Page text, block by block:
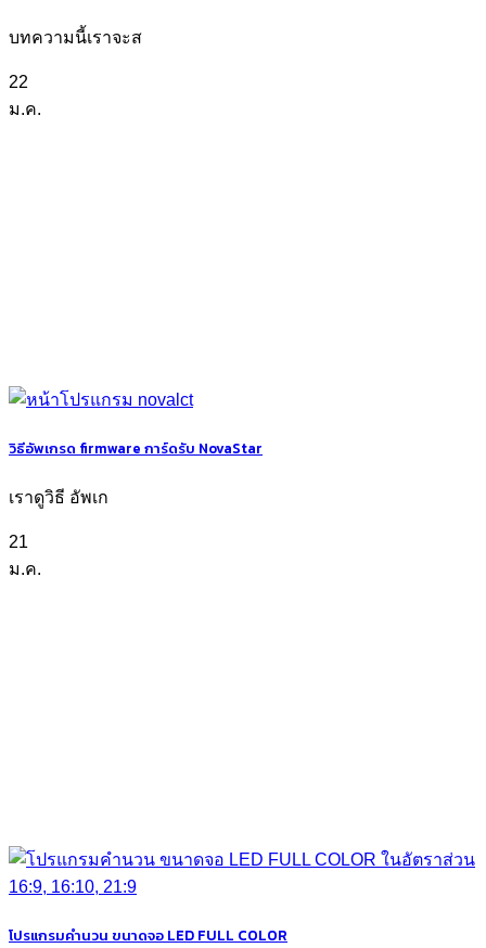
บทความนี้เราจะส
22
ม.ค.
วิธีอัพเกรด firmware การ์ดรับ NovaStar
เราดูวิธี อัพเก
21
ม.ค.
โปรแกรมคำนวน ขนาดจอ LED FULL COLOR